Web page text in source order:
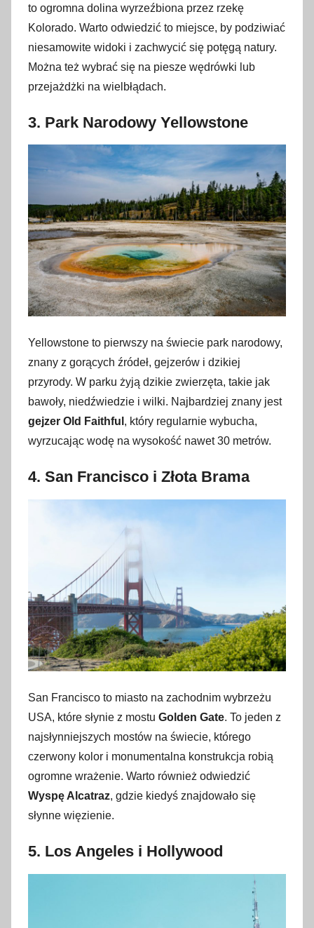
to ogromna dolina wyrzeźbiona przez rzekę
Kolorado. Warto odwiedzić to miejsce, by podziwiać
niesamowite widoki i zachwycić się potęgą natury.
Można też wybrać się na piesze wędrówki lub
przejażdżki na wielbłądach.
3. Park Narodowy Yellowstone
Yellowstone to pierwszy na świecie park narodowy,
znany z gorących źródeł, gejzerów i dzikiej
przyrody. W parku żyją dzikie zwierzęta, takie jak
bawoły, niedźwiedzie i wilki. Najbardziej znany jest
gejzer Old Faithful , który regularnie wybucha,
wyrzucając wodę na wysokość nawet 30 metrów.
4. San Francisco i Złota Brama
San Francisco to miasto na zachodnim wybrzeżu
USA, które słynie z mostu Golden Gate. To jeden z
najsłynniejszych mostów na świecie, którego
czerwony kolor i monumentalna konstrukcja robią
ogromne wrażenie. Warto również odwiedzić
Wyspę Alcatraz, gdzie kiedyś znajdowało się
słynne więzienie.
5. Los Angeles i Hollywood